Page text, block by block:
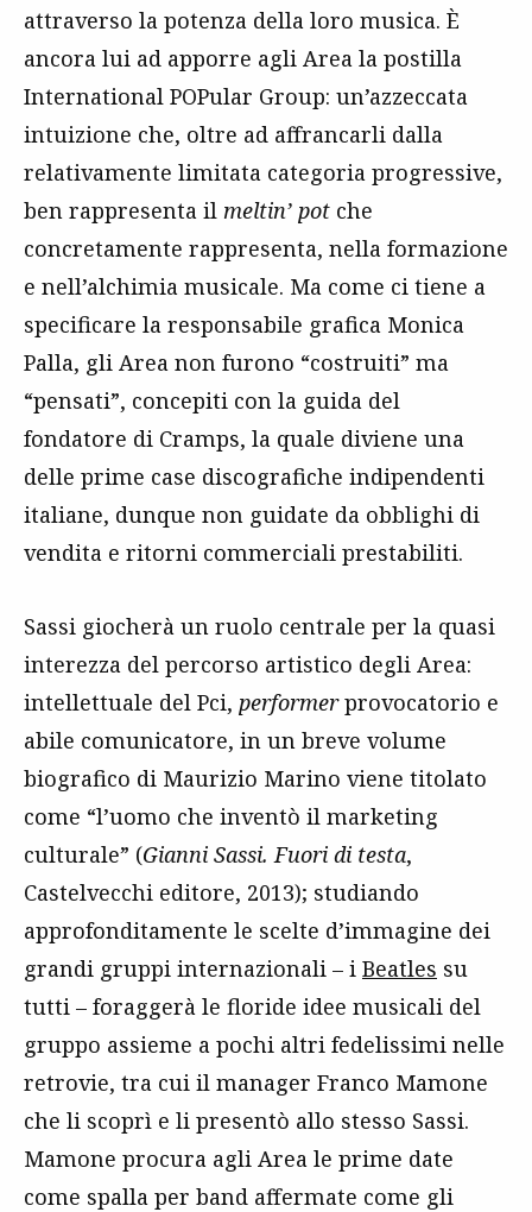
attraverso la potenza della loro musica. È
ancora lui ad apporre agli Area la postilla
International POPular Group: un’azzeccata
intuizione che, oltre ad affrancarli dalla
relativamente limitata categoria progressive,
ben rappresenta il meltin’ pot che
concretamente rappresenta, nella formazione
e nell’alchimia musicale. Ma come ci tiene a
specificare la responsabile grafica Monica
Palla, gli Area non furono “costruiti” ma
“pensati”, concepiti con la guida del
fondatore di Cramps, la quale diviene una
delle prime case discografiche indipendenti
italiane, dunque non guidate da obblighi di
vendita e ritorni commerciali prestabiliti.
Sassi giocherà un ruolo centrale per la quasi
interezza del percorso artistico degli Area:
intellettuale del Pci, performerprovocatorio e
abile comunicatore, in un breve volume
biografico di Maurizio Marino viene titolato
come “l’uomo che inventò il marketing
culturale” (Gianni Sassi. Fuori di testa,
Castelvecchi editore, 2013); studiando
approfonditamente le scelte d’immagine dei
grandi gruppi internazionali – i Beatles su
tutti – foraggerà le floride idee musicali del
gruppo assieme a pochi altri fedelissimi nelle
retrovie, tra cui il manager Franco Mamone
che li scoprì e li presentò allo stesso Sassi.
Mamone procura agli Area le prime date
come spalla per band affermate come gli